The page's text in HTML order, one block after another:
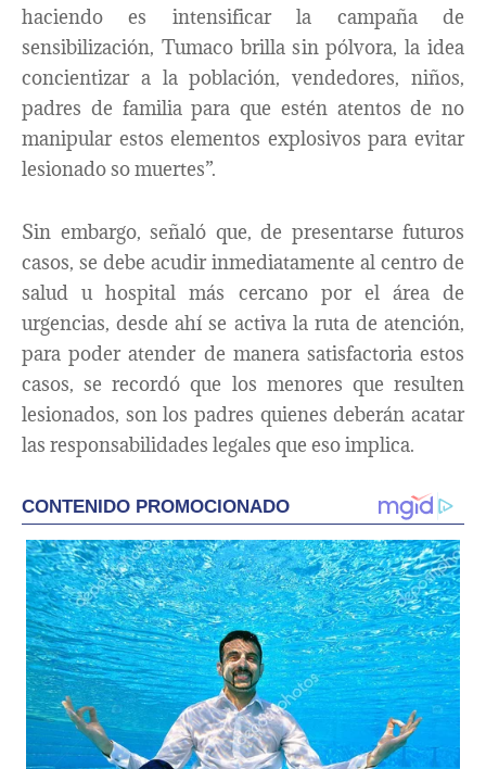
haciendo es intensificar la campaña de
sensibilización, Tumaco brilla sin pólvora, la idea
concientizar a la población, vendedores, niños,
padres de familia para que estén atentos de no
manipular estos elementos explosivos para evitar
lesionado so muertes”.
Sin embargo, señaló que, de presentarse futuros
casos, se debe acudir inmediatamente al centro de
salud u hospital más cercano por el área de
urgencias, desde ahí se activa la ruta de atención,
para poder atender de manera satisfactoria estos
casos, se recordó que los menores que resulten
lesionados, son los padres quienes deberán acatar
las responsabilidades legales que eso implica.